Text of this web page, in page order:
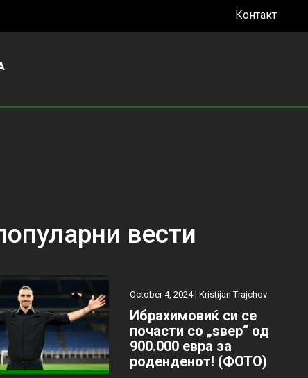
Контакт
вести
October 4, 2024 | Kristijan Trajchov
Ибрахимовиќ си се
почасти со „ѕвер“ од
900.000 евра за
роденденот! (ФОТО)